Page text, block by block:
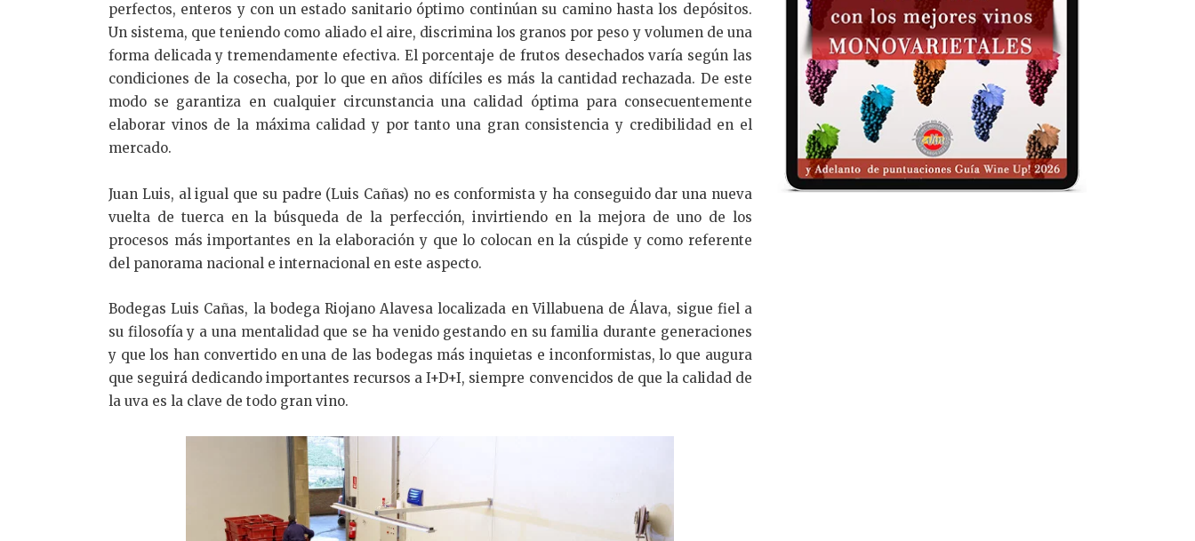
perfectos, enteros y con un estado sanitario óptimo continúan su camino hasta los depósitos.
Un sistema, que teniendo como aliado el aire, discrimina los granos por peso y volumen de una
forma delicada y tremendamente efectiva. El porcentaje de frutos desechados varía según las
condiciones de la cosecha, por lo que en años difíciles es más la cantidad rechazada. De este
modo se garantiza en cualquier circunstancia una calidad óptima para consecuentemente
elaborar vinos de la máxima calidad y por tanto una gran consistencia y credibilidad en el
mercado.
Juan Luis, al igual que su padre (Luis Cañas) no es conformista y ha conseguido dar una nueva
vuelta de tuerca en la búsqueda de la perfección, invirtiendo en la mejora de uno de los
procesos más importantes en la elaboración y que lo colocan en la cúspide y como referente
del panorama nacional e internacional en este aspecto.
Bodegas Luis Cañas, la bodega Riojano Alavesa localizada en Villabuena de Álava, sigue fiel a
su filosofía y a una mentalidad que se ha venido gestando en su familia durante generaciones
y que los han convertido en una de las bodegas más inquietas e inconformistas, lo que augura
que seguirá dedicando importantes recursos a I+D+I, siempre convencidos de que la calidad de
la uva es la clave de todo gran vino.